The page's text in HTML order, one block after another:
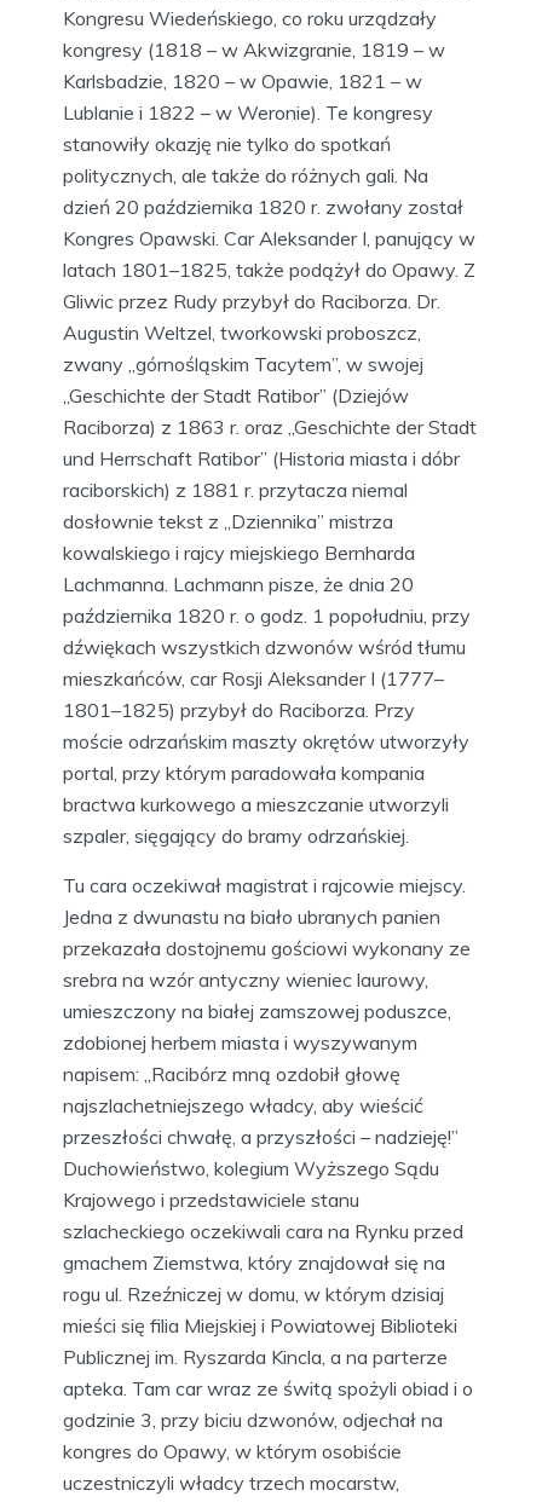
Kongresu Wiedeńskiego, co roku urządzały
kongresy (1818 – w Akwizgranie, 1819 – w
Karlsbadzie, 1820 – w Opawie, 1821 – w
Lublanie i 1822 – w Weronie). Te kongresy
stanowiły okazję nie tylko do spotkań
politycznych, ale także do różnych gali. Na
dzień 20 października 1820 r. zwołany został
Kongres Opawski. Car Aleksander I, panujący w
latach 1801–1825, także podążył do Opawy. Z
Gliwic przez Rudy przybył do Raciborza. Dr.
Augustin Weltzel, tworkowski proboszcz,
zwany „górnośląskim Tacytem”, w swojej
„Geschichte der Stadt Ratibor” (Dziejów
Raciborza) z 1863 r. oraz „Geschichte der Stadt
und Herrschaft Ratibor” (Historia miasta i dóbr
raciborskich) z 1881 r. przytacza niemal
dosłownie tekst z „Dziennika” mistrza
kowalskiego i rajcy miejskiego Bernharda
Lachmanna. Lachmann pisze, że dnia 20
października 1820 r. o godz. 1 popołudniu, przy
dźwiękach wszystkich dzwonów wśród tłumu
mieszkańców, car Rosji Aleksander I (1777–
1801–1825) przybył do Raciborza. Przy
moście odrzańskim maszty okrętów utworzyły
portal, przy którym paradowała kompania
bractwa kurkowego a mieszczanie utworzyli
szpaler, sięgający do bramy odrzańskiej.
Tu cara oczekiwał magistrat i rajcowie miejscy.
Jedna z dwunastu na biało ubranych panien
przekazała dostojnemu gościowi wykonany ze
srebra na wzór antyczny wieniec laurowy,
umieszczony na białej zamszowej poduszce,
zdobionej herbem miasta i wyszywanym
napisem: „Racibórz mną ozdobił głowę
najszlachetniejszego władcy, aby wieścić
przeszłości chwałę, a przyszłości – nadzieję!”
Duchowieństwo, kolegium Wyższego Sądu
Krajowego i przedstawiciele stanu
szlacheckiego oczekiwali cara na Rynku przed
gmachem Ziemstwa, który znajdował się na
rogu ul. Rzeźniczej w domu, w którym dzisiaj
mieści się filia Miejskiej i Powiatowej Biblioteki
Publicznej im. Ryszarda Kincla, a na parterze
apteka. Tam car wraz ze świtą spożyli obiad i o
godzinie 3, przy biciu dzwonów, odjechał na
kongres do Opawy, w którym osobiście
uczestniczyli władcy trzech mocarstw,